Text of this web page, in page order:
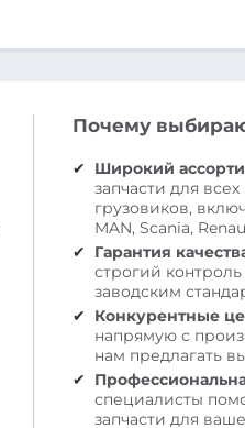
Почему
Широкий
запчасти для
грузовиков,
MAN, Scania,
Гарантия
строгий контроль
заводским
Конкурентные
напрямую с
нам предлагать
специалисты
запчасти для